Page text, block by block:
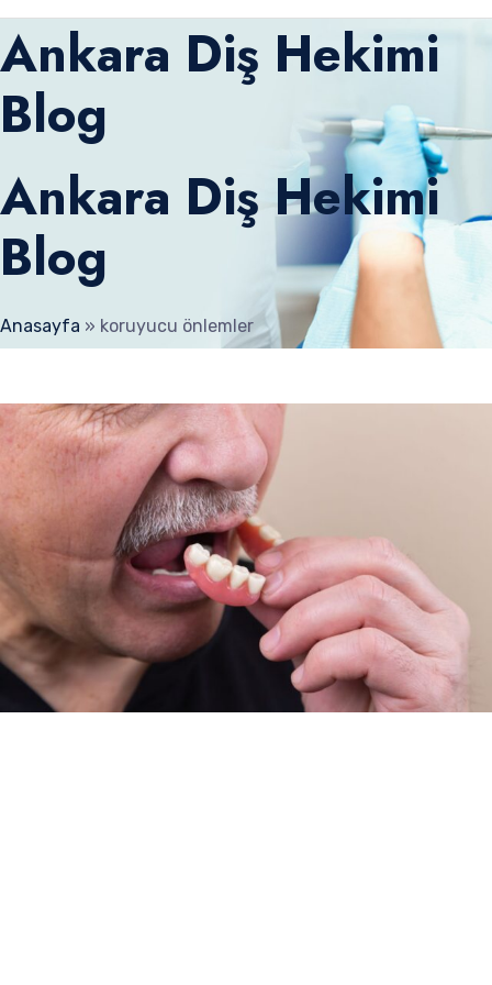
Ankara Diş Hekimi
Blog
Ankara Diş Hekimi
Blog
Anasayfa » koruyucu önlemler